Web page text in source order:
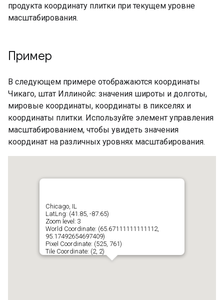
продукта координату плитки при текущем уровне
масштабирования.
Пример
В следующем примере отображаются координаты
Чикаго, штат Иллинойс: значения широты и долготы,
мировые координаты, координаты в пикселях и
координаты плитки. Используйте элемент управления
масштабированием, чтобы увидеть значения
координат на различных уровнях масштабирования.